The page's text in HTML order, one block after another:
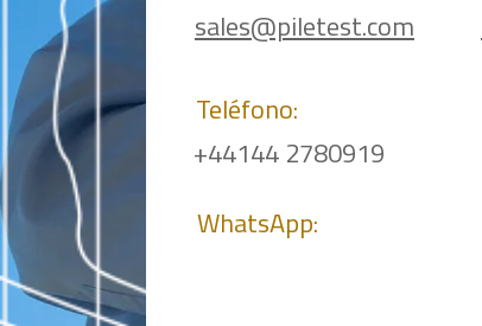
sales@piletest.com
Teléfono:
+44144 2780919
WhatsApp: